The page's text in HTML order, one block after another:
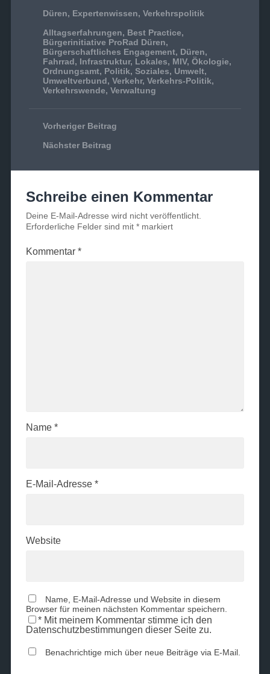
Düren, Expertenwissen, Verkehrspolitik
Alltagserfahrungen, Best Practice,
Bürgerinitiative ProRad Düren,
Bürgerschaftliches Engagement, Düren,
Fahrrad , Infrastruktur, Lokales, MIV, Ökologie,
Ordnungsamt, Politik, Soziales, Umwelt,
Umweltverbund , Verkehr, Verkehrs-Politik,
Verkehrswende, Verwaltung
Vorheriger Beitrag
Nächster Beitrag
Schreibe einen Kommentar
Deine E-Mail-Adresse wird nicht veröffentlicht.
Erforderliche Felder sind mit *markiert
Kommentar *
Name *
E-Mail-Adresse *
Website
Name, E-Mail-Adresse und Website in diesem
Browser für meinen nächsten Kommentar speichern.
*Mit meinem Kommentar stimme ich den
Datenschutzbestimmungen dieser Seite zu.
Benachrichtige mich über neue Beiträge via E-Mail.